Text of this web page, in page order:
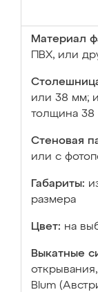
Материал
ПВХ, или
или 38 мм;
толщина 38
Стеновая
или с
Габариты:
размера
Цвет: на
Выкатные
Blum